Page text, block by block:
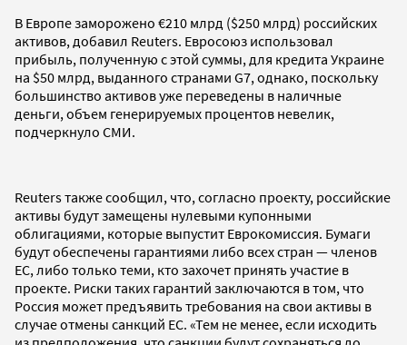
В Европе заморожено €210 млрд ($250 млрд) российских
активов, добавил Reuters. Евросоюз использовал
прибыль, полученную с этой суммы, для кредита Украине
на $50 млрд, выданного странами G7, однако, поскольку
большинство активов уже переведены в наличные
деньги, объем генерируемых процентов невелик,
подчеркнуло СМИ.
Reuters также сообщил, что, согласно проекту, российские
активы будут замещены нулевыми купонными
облигациями, которые выпустит Еврокомиссия. Бумаги
будут обеспечены гарантиями либо всех стран — членов
ЕС, либо только теми, кто захочет принять участие в
проекте. Риски таких гарантий заключаются в том, что
Россия может предъявить требования на свои активы в
случае отмены санкций ЕС. «Тем не менее, если исходить